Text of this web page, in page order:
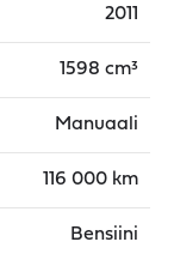
2011
1598 cm³
Manuaali
116 000 km
Bensiini